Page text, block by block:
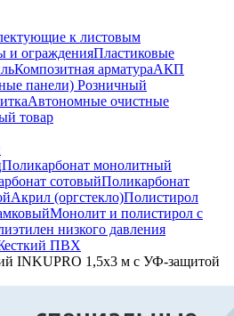
к листовым
и огражденияПластиковые
Композитная арматураАКП
панели) Розничный
Автономные очистные
товар
Поликарбонат монолитный
сотовыйПоликарбонат
Акрил (оргстекло)Полистирол
Монолит и полистирол с
низкого давления
ПВХ
INKUPRO 1,5х3 м с УФ-защитой